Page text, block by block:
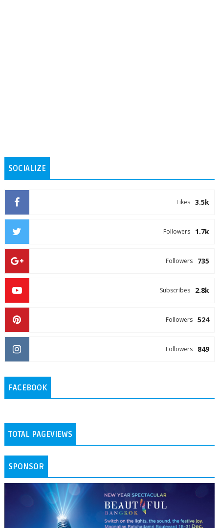
SOCIALIZE
3.5k
Likes
1.7k
Followers
735
Followers
2.8k
Subscribes
524
Followers
849
Followers
FACEBOOK
TOTAL PAGEVIEWS
SPONSOR